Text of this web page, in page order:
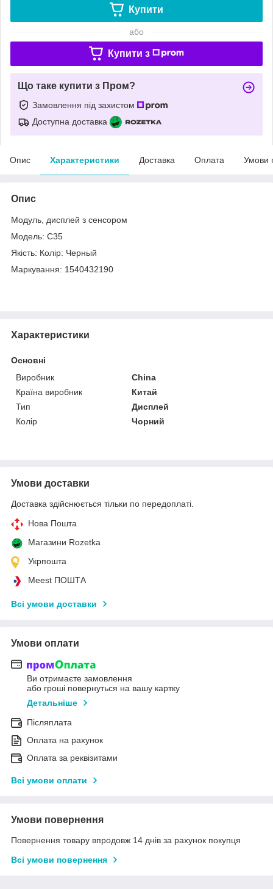
Купити
або
Купити з
Що таке купити з Пром?
Замовлення під захистом
Доступна доставка
Опис Характеристики Доставка Оплата Умови
Опис
Модуль, дисплей з сенсором
Модель: C35
Якість: Колір: Черный
Маркування: 1540432190
Характеристики
Основні
Виробник
China
Країна виробник
Китай
Тип
Дисплей
Колір
Чорний
Умови доставки
Доставка здійснюється тільки по передоплаті.
Нова Пошта
Магазини Rozetka
Укрпошта
Meest ПОШТА
Всі умови доставки
Умови оплати
Ви отримаєте замовлення
або гроші повернуться на вашу картку
Детальніше
Післяплата
Оплата на рахунок
Оплата за реквізитами
Всі умови оплати
Умови повернення
Повернення товару впродовж 14 днів за рахунок покупця
Всі умови повернення